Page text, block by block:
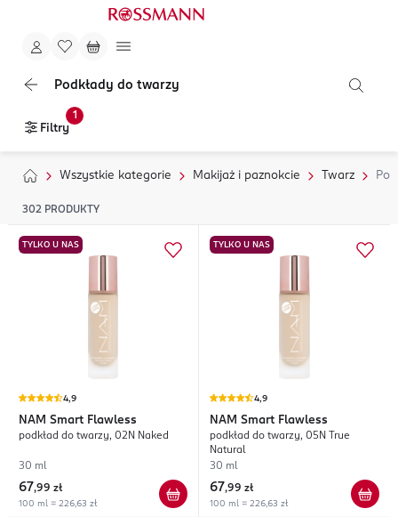
Podkłady do twarzy
Filtry
1
Wszystkie kategorie Makijaż i paznokcie Twarz
302 PRODUKTY
TYLKO U NAS
4,9
NAM Smart Flawless
podkład do twarzy, 02N Naked
30 ml
67,99 zł
100 ml = 226,63 zł
TYLKO U NAS
4,9
NAM Smart Flawless
podkład do twarzy, 05N True
Natural
30 ml
67,99 zł
100 ml = 226,63 zł